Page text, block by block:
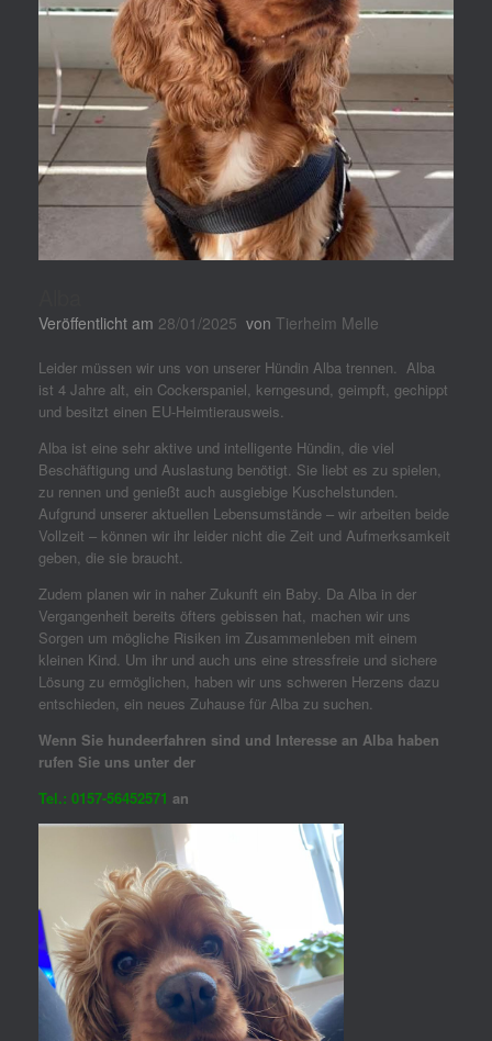
Veröffentlicht am 28/01/2025 von Tierheim Melle
Leider müssen wir uns von unserer Hündin Alba trennen. Alba
ist 4 Jahre alt, ein Cockerspaniel, kerngesund, geimpft, gechippt
und besitzt einen EU-Heimtierausweis.
Alba ist eine sehr aktive und intelligente Hündin, die viel
Beschäftigung und Auslastung benötigt. Sie liebt es zu spielen,
zu rennen und genießt auch ausgiebige Kuschelstunden.
Aufgrund unserer aktuellen Lebensumstände – wir arbeiten beide
Vollzeit – können wir ihr leider nicht die Zeit und Aufmerksamkeit
geben, die sie braucht.
Zudem planen wir in naher Zukunft ein Baby. Da Alba in der
Vergangenheit bereits öfters gebissen hat, machen wir uns
Sorgen um mögliche Risiken im Zusammenleben mit einem
kleinen Kind. Um ihr und auch uns eine stressfreie und sichere
Lösung zu ermöglichen, haben wir uns schweren Herzens dazu
entschieden, ein neues Zuhause für Alba zu suchen.
Wenn Sie hundeerfahren sind und Interesse an Alba haben
rufen Sie uns unter der
Tel.: 0157-56452571 an